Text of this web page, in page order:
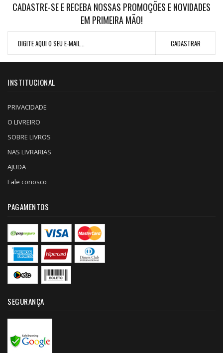
CADASTRE-SE E RECEBA NOSSAS PROMOÇÕES E NOVIDADES
EM PRIMEIRA MÃO!
INSTITUCIONAL
PRIVACIDADE
O LIVREIRO
SOBRE LIVROS
NAS LIVRARIAS
AJUDA
Fale conosco
PAGAMENTOS
SEGURANÇA